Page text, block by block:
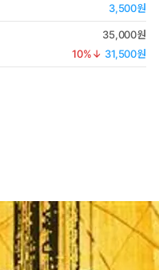
3,500원
35,000원
10%↓ 31,500원